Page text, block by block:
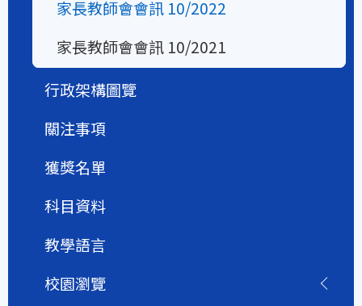
家長教師會會訊 10/2022
家長教師會會訊 10/2021
行政架構圖覽
關注事項
獲獎名單
科目資料
教學語言
校園瀏覽